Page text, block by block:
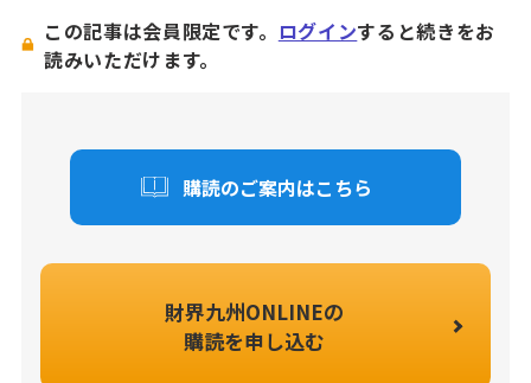
この記事は会員限定です。 ログインすると続きをお
読みいただけます。
購読のご案内はこちら
財界九州ONLINEの
購読を申し込む